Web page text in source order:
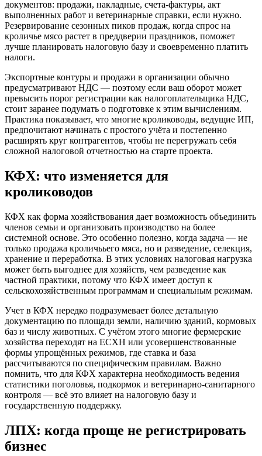
документов: продажи, накладные, счета-фактуры, акт
выполненных работ и ветеринарные справки, если нужно.
Резервирование сезонных пиков продаж, когда спрос на
кроличье мясо растет в преддверии праздников, поможет
лучше планировать налоговую базу и своевременно платить
налоги.
Экспортные контуры и продажи в организации обычно
предусматривают НДС — поэтому если ваш оборот может
превысить порог регистрации как налогоплательщика НДС,
стоит заранее подумать о подготовке к этим вычислениям.
Практика показывает, что многие кролиководы, ведущие ИП,
предпочитают начинать с простого учёта и постепенно
расширять круг контрагентов, чтобы не перегружать себя
сложной налоговой отчетностью на старте проекта.
КФХ: что изменяется для
кролиководов
КФХ как форма хозяйствования дает возможность объединить
членов семьи и организовать производство на более
системной основе. Это особенно полезно, когда задача — не
только продажа кроличььего мяса, но и разведение, селекция,
хранение и переработка. В этих условиях налоговая нагрузка
может быть выгоднее для хозяйств, чем разведение как
частной практики, потому что КФХ имеет доступ к
сельскохозяйственным программам и специальным режимам.
Учет в КФХ нередко подразумевает более детальную
документацию по площади земли, наличию зданий, кормовых
баз и числу животных. С учётом этого многие фермерские
хозяйства переходят на ЕСХН или усовершенствованные
формы упрощённых режимов, где ставка и база
рассчитываются по специфическим правилам. Важно
помнить, что для КФХ характерна необходимость ведения
статистики поголовья, подкормок и ветеринарно-санитарного
контроля — всё это влияет на налоговую базу и
государственную поддержку.
ЛПХ: когда проще не регистрировать
бизнес